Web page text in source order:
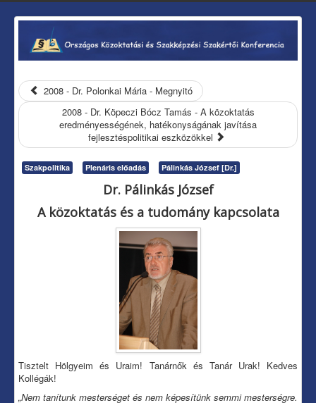
2008 - Dr. Polonkai Mária - Megnyitó
2008 - Dr. Köpeczi Bócz Tamás - A közoktatás
eredményességének, hatékonyságának javítása
fejlesztéspolitikai eszközökkel
Szakpolitika Plenáris előadás Pálinkás József [Dr.]
Dr. Pálinkás József
A közoktatás és a tudomány kapcsolata
Tisztelt Hölgyeim és Uraim! Tanárnők és Tanár Urak! Kedves
Kollégák!
„Nem tanítunk mesterséget és nem képesítünk semmi mesterségre.